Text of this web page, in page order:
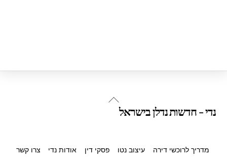
Back
נדי - חדשות נדלן בישראל
מדריך לרוכשי דירה עיצוב נטו פסקי דין אודות נדי צרו קשר